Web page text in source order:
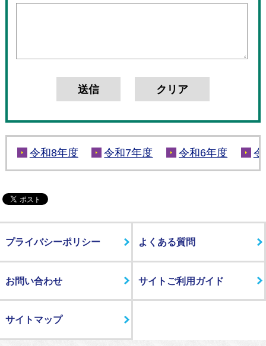
令和8年度 令和7年度 令和6年度
プライバシーポリシー よくある質問
お問い合わせ サイトご利用ガイド
サイトマップ